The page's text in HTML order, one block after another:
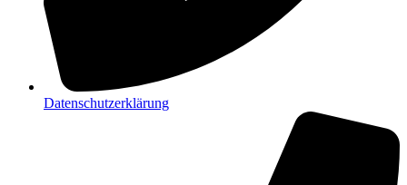
Datenschutzerklärung